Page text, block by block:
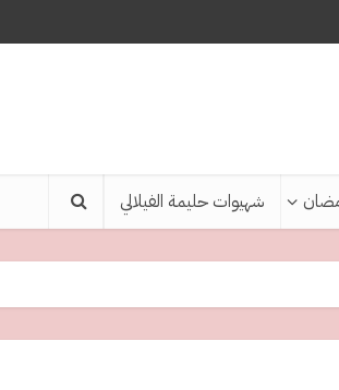
شهيوات حليمة الفيلالي